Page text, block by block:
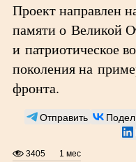
Проект направлен
памяти о Великой
и патриотическое
поколения на
фронта.
Отправить
3405 1 мес